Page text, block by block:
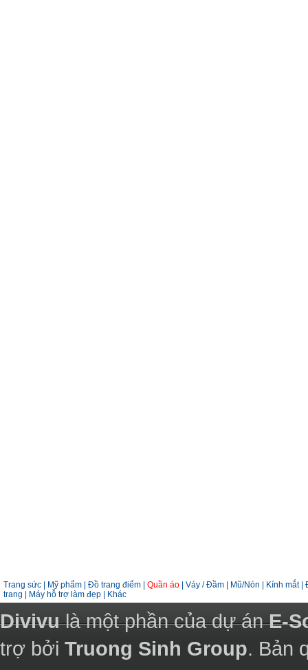
Trang sức Mỹ phẩm Đồ trang điểm Quần áo Váy / Đầm Mũ/Nón Kính mắt
trang
Máy hỗ trợ làm đẹp Khác
Divivulà một phần của dự ánE-
trợ bởi Truong Sinh Group. Bản